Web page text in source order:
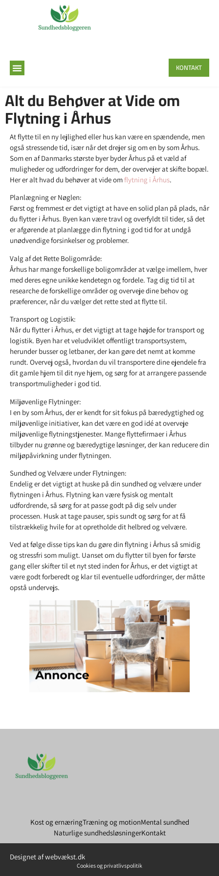
KONTAKT
Alt du Behøver at Vide om
Flytning i Århus
At flytte til en ny lejlighed eller hus kan være en spændende, men
også stressende tid, især når det drejer sig om en by som Århus.
Som en af Danmarks største byer byder Århus på et væld af
muligheder og udfordringer for dem, der overvejer at skifte bopæl.
Her er alt hvad du behøver at vide omflytning i Århus.
Planlægning er Nøglen:
Først og fremmest er det vigtigt at have en solid plan på plads, når
du flytter i Århus. Byen kan være travl og overfyldt til tider, så det
er afgørende at planlægge din flytning i god tid for at undgå
unødvendige forsinkelser og problemer.
Valg af det Rette Boligområde:
Århus har mange forskellige boligområder at vælge imellem, hver
med deres egne unikke kendetegn og fordele. Tag dig tid til at
researche de forskellige områder og overveje dine behov og
præferencer, når du vælger det rette sted at flytte til.
Transport og Logistik:
Når du flytter i Århus, er det vigtigt at tage højde for transport og
logistik. Byen har et veludviklet offentligt transportsystem,
herunder busser og letbaner, der kan gøre det nemt at komme
rundt. Overvej også, hvordan du vil transportere dine ejendele fra
dit gamle hjem til dit nye hjem, og sørg for at arrangere passende
transportmuligheder i god tid.
Miljøvenlige Flytninger:
I en by som Århus, der er kendt for sit fokus på bæredygtighed og
miljøvenlige initiativer, kan det være en god idé at overveje
miljøvenlige flytningstjenester. Mange flyttefirmaer i Århus
tilbyder nu grønne og bæredygtige løsninger, der kan reducere din
miljøpåvirkning under flytningen.
Sundhed og Velvære under Flytningen:
Endelig er det vigtigt at huske på din sundhed og velvære under
flytningen i Århus. Flytning kan være fysisk og mentalt
udfordrende, så sørg for at passe godt på dig selv under
processen. Husk at tage pauser, spis sundt og sørg for at få
tilstrækkelig hvile for at opretholde dit helbred og velvære.
Ved at følge disse tips kan du gøre din flytning i Århus så smidig
og stressfri som muligt. Uanset om du flytter til byen for første
gang eller skifter til et nyt sted inden for Århus, er det vigtigt at
være godt forberedt og klar til eventuelle udfordringer, der måtte
opstå undervejs.
Kost og ernæringTræning og motionMental sundhed
Naturlige sundhedsløsningerKontakt
Designet af webvækst.dk
Cookies og privatlivspolitik